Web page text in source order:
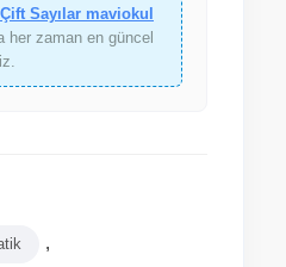
Sayılar maviokul
her zaman en güncel
,